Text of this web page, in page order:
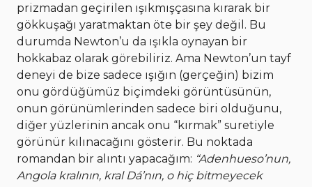
prizmadan geçirilen ışıkmışçasına kırarak bir
gökkuşağı yaratmaktan öte bir şey değil. Bu
durumda Newton’u da ışıkla oynayan bir
hokkabaz olarak görebiliriz. Ama Newton’un tayf
deneyi de bize sadece ışığın (gerçeğin) bizim
onu gördüğümüz biçimdeki görüntüsünün,
onun görünümlerinden sadece biri olduğunu,
diğer yüzlerinin ancak onu “kırmak” suretiyle
görünür kılınacağını gösterir. Bu noktada
romandan bir alıntı yapacağım: “Adenhueso’nun,
Angola kralının, kral Dá’nın, o hiç bitmeyecek